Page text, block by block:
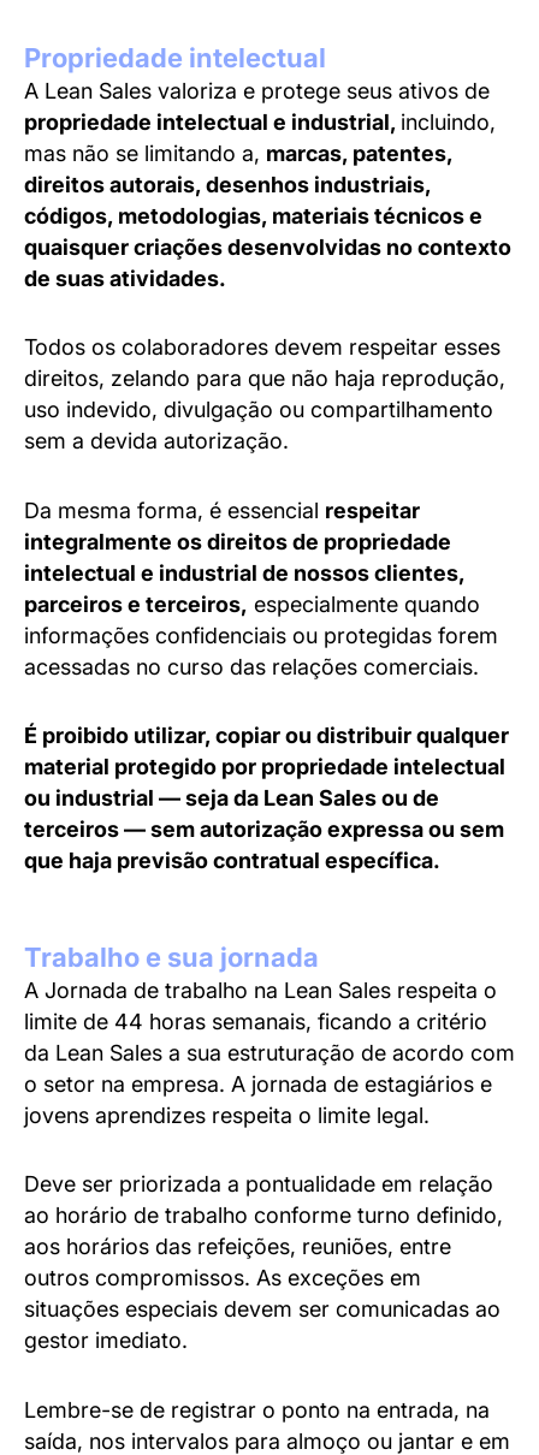
Propriedade intelectual
A Lean Sales valoriza e protege seus ativos de
propriedade intelectual e industrial, incluindo,
mas não se limitando a, marcas, patentes,
direitos autorais, desenhos industriais,
códigos, metodologias, materiais técnicos e
quaisquer criações desenvolvidas no contexto
de suas atividades.
Todos os colaboradores devem respeitar esses
direitos, zelando para que não haja reprodução,
uso indevido, divulgação ou compartilhamento
sem a devida autorização.
Da mesma forma, é essencial respeitar
integralmente os direitos de propriedade
intelectual e industrial de nossos clientes,
parceiros e terceiros, especialmente quando
informações confidenciais ou protegidas forem
acessadas no curso das relações comerciais.
É proibido utilizar, copiar ou distribuir qualquer
material protegido por propriedade intelectual
ou industrial — seja da Lean Sales ou de
terceiros — sem autorização expressa ou sem
que haja previsão contratual específica.
Trabalho e sua jornada
A Jornada de trabalho na Lean Sales respeita o
limite de 44 horas semanais, ficando a critério
da Lean Sales a sua estruturação de acordo com
o setor na empresa. A jornada de estagiários e
jovens aprendizes respeita o limite legal.
Deve ser priorizada a pontualidade em relação
ao horário de trabalho conforme turno definido,
aos horários das refeições, reuniões, entre
outros compromissos. As exceções em
situações especiais devem ser comunicadas ao
gestor imediato.
Lembre-se de registrar o ponto na entrada, na
saída, nos intervalos para almoço ou jantar e em